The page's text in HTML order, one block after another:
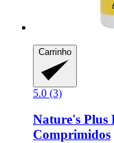
Carrinho
5.0 (3)
Nature's Plus
Comprimidos